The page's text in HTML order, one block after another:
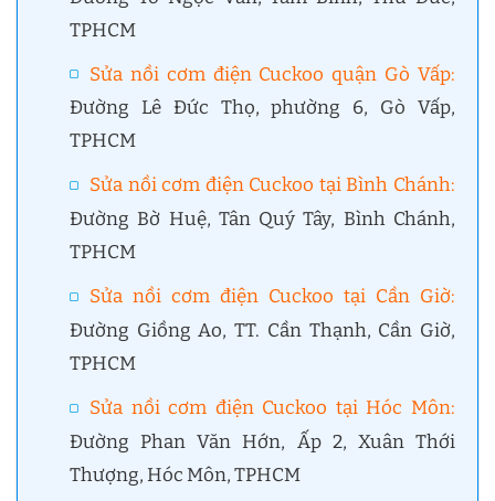
TPHCM
Sửa nồi cơm điện Cuckoo quận Gò Vấp:
Đường Lê Đức Thọ, phường 6, Gò Vấp,
TPHCM
Sửa nồi cơm điện Cuckoo tại Bình Chánh:
Đường Bờ Huệ, Tân Quý Tây, Bình Chánh,
TPHCM
Sửa nồi cơm điện Cuckoo tại Cần Giờ:
Đường Giồng Ao, TT. Cần Thạnh, Cần Giờ,
TPHCM
Sửa nồi cơm điện Cuckoo tại Hóc Môn:
Đường Phan Văn Hớn, Ấp 2, Xuân Thới
Thượng, Hóc Môn, TPHCM